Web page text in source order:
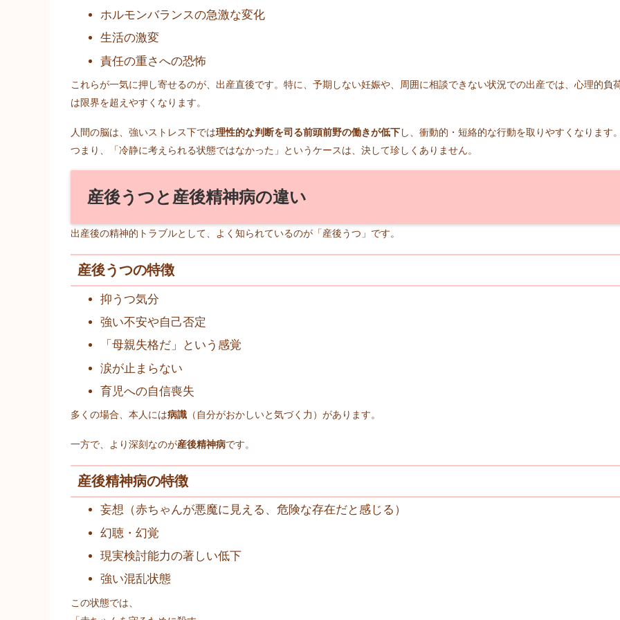
ホルモンバランスの急激な変化
生活の激変
責任の重さへの恐怖
これらが一気に押し寄せるのが、出産直後です。特に、予期しない妊娠や、周囲に相談できない状況での出産では、心理的負
は限界を超えやすくなります。
人間の脳は、強いストレス下では理性的な判断を司る前頭前野の働きが低下し、衝動的・短絡的な行動を取りやすくなります
つまり、「冷静に考えられる状態ではなかった」というケースは、決して珍しくありません。
産後うつと産後精神病の違い
出産後の精神的トラブルとして、よく知られているのが「産後うつ」です。
産後うつの特徴
抑うつ気分
強い不安や自己否定
「母親失格だ」という感覚
涙が止まらない
育児への自信喪失
多くの場合、本人には病識 （自分がおかしいと気づく力）があります。
一方で、より深刻なのが産後精神病です。
産後精神病の特徴
妄想（赤ちゃんが悪魔に見える、危険な存在だと感じる）
幻聴・幻覚
現実検討能力の著しい低下
強い混乱状態
この状態では、